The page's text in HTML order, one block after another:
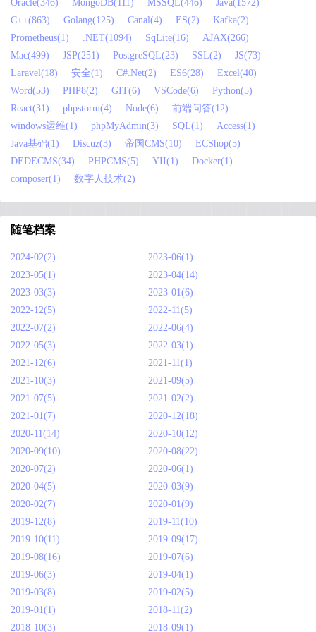
Oracle(346) MongoDB(111) MSSQL(446)
Java(1572)
C++(863)
Golang(125) Canal(4) ES(2)
Kafka(2)
Prometheus(1)
.NET(1094) SqLite(16)
AJAX(266)
Mac(499)
JSP(251) PostgreSQL(23) SSL(2)
JS(73)
Laravel(18)
安全(1) C#.Net(2) ES6(28)
Excel(40)
Word(53)
PHP8(2) GIT(6) VSCode(6)
Python(5)
React(31)
phpstorm(4) Node(6)
前端问答(12)
windows运维(1)
phpMyAdmin(3) SQL(1)
Access(1)
Java基础(1)
Discuz(3) 帝国CMS(10)
ECShop(5)
DEDECMS(34)
PHPCMS(5) YII(1)
Docker(1)
composer(1)
数字人技术(2)
随笔档案
2024-02(2)
2023-06(1)
2023-05(1)
2023-04(14)
2023-03(3)
2023-01(6)
2022-12(5)
2022-11(5)
2022-07(2)
2022-06(4)
2022-05(3)
2022-03(1)
2021-12(6)
2021-11(1)
2021-10(3)
2021-09(5)
2021-07(5)
2021-02(2)
2021-01(7)
2020-12(18)
2020-11(14)
2020-10(12)
2020-09(10)
2020-08(22)
2020-07(2)
2020-06(1)
2020-04(5)
2020-03(9)
2020-02(7)
2020-01(9)
2019-12(8)
2019-11(10)
2019-10(11)
2019-09(17)
2019-08(16)
2019-07(6)
2019-06(3)
2019-04(1)
2019-03(8)
2019-02(5)
2019-01(1)
2018-11(2)
2018-10(3)
2018-09(1)